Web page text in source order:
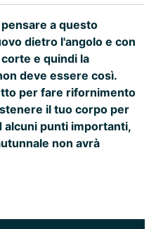
a questo
dietro l'angolo e con
e quindi la
deve essere così.
per fare rifornimento
il tuo corpo per
alcuni punti importanti,
non avrà